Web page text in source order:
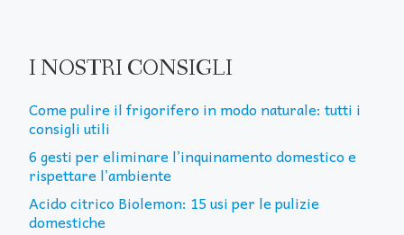
I NOSTRI CONSIGLI
Come pulire il frigorifero in modo naturale: tutti i
consigli utili
6 gesti per eliminare l’inquinamento domestico e
rispettare l’ambiente
Acido citrico Biolemon: 15 usi per le pulizie
domestiche